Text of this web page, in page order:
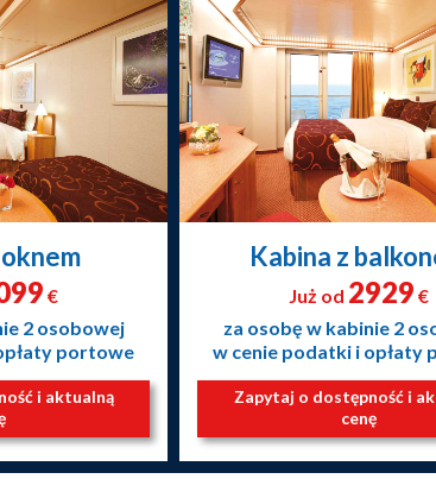
€
2 osobowej
portowe
i aktualną
Kabina z
Już od 2929 €
za osobę w kabinie 2
w cenie podatki i opłaty
Zapytaj o dostępność i
cenę